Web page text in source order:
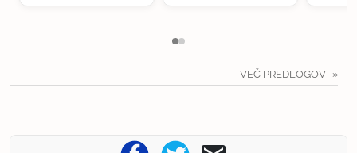
VEČ PREDLOGOV